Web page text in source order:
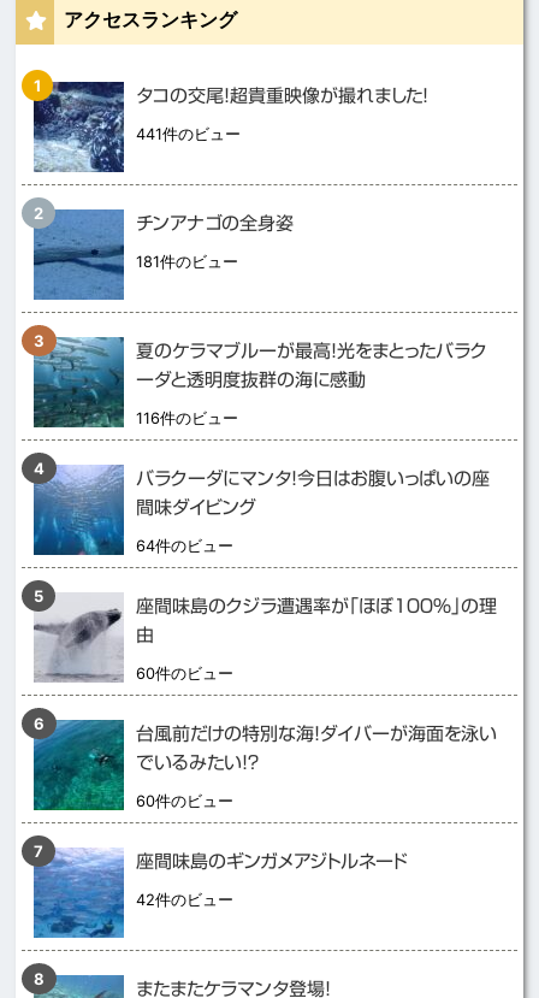
アクセスランキング
タコの交尾！超貴重映像が撮れました！
441件のビュー
チンアナゴの全身姿
181件のビュー
夏のケラマブルーが最高！光をまとったバラク
ーダと透明度抜群の海に感動
116件のビュー
バラクーダにマンタ！今日はお腹いっぱいの座
間味ダイビング
64件のビュー
座間味島のクジラ遭遇率が「ほぼ１００％」の理
由
60件のビュー
台風前だけの特別な海！ダイバーが海面を泳い
でいるみたい！？
60件のビュー
座間味島のギンガメアジトルネード
42件のビュー
またまたケラマンタ登場！